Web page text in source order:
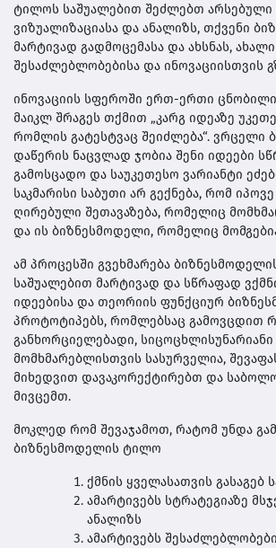
ტილოს საშუალებით შეძლებთ არსებული
ვიზუალიზაციასა და ანალიზს, თქვენი
მარტივად გადმოცემასა და ახსნას, ახალი
შესაძლებლობებისა და ინოვაციისთვის
ინოვაციის სფეროში ერთ-ერთი
მაიკლ შრაგეს თქმით „კარგ იდეაზე
რომლის გატესტვაც შეიძლება“. ვრცელი
დაწერის ნაცვლად ჯობია შენი იდეები
გამოსცადო და საუკეთესო ვარიანტი
საკმარისი საბუთი არ გექნება, რომ
ღირებული შეთავაზება, რომელიც
და ის ბიზნესმოდელი, რომელიც
ამ პროცესში გვეხმარება
საშუალებით მარტივად და სწრაფად
იდეებისა და თეორიის ფუნქციურ
პროტოტიპებს, რომლებსაც გამოვცდით
განხორციელებადი,
მომხმარებლისთვის სასურველია,
მიხედვით დავაკორექტირებთ და
მივცემთ.
მოკლედ რომ შევაჯამოთ, რატომ უნდა
ბიზნესმოდელის ტილო
ქმნის ყველასათვის გასაგებ
ამარტივებს სტრატეგიაზე
ანალიზს
ამარტივებს